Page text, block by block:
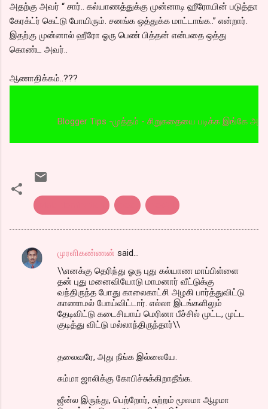
அதற்கு அவர் “ சார்.. கல்யாணத்துக்கு முன்னாடி ஹீரோயின் படுத்தா
கேரக்ட்ர் கெட்டு போயிரும். சனங்க ஒத்துக்க மாட்டாங்க..” என்றார்.
இதற்கு முன்னால் ஹீரோ ஓரு பெண் பித்தன் என்பதை ஒத்து
கொண்ட அவர்..
ஆணாதிக்கம்..???
Blogger Tips -முத்தம் - சிறுகதையை படிக்க இங்கே அழுத்தவும்,
C
முரளிகண்ணன் said…
\\எனக்கு தெரிந்து ஓரு புது கல்யாண மாப்பிள்ளை
தன் புது மனைவியோடு மாமனார் வீட்டுக்கு
வந்திருந்த போது காலைகாட்சி அழகி பார்த்துவிட்டு
காணாமல் போய்விட்டார். எல்லா இடங்களிலும்
தேடிவிட்டு கடைசியாய் மெரினா பீச்சில் முட்ட, முட்ட
குடித்து விட்டு மல்லாந்திருந்தார்\\
தலைவரே, அது நீங்க இல்லையே.
சும்மா ஜாலிக்கு கோபிச்சுக்கிறாதீங்க.
ஜீன்ல இருந்து, பெற்றோர், சுற்றம் மூலமா ஆழமா